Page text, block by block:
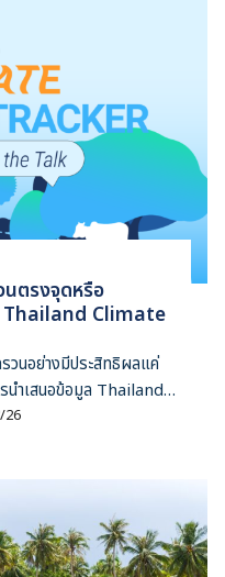
นตรงจุดหรือ
Thailand Climate
วนอย่างมีประสิทธิผลแค่
นำเสนอข้อมูล Thailand
26